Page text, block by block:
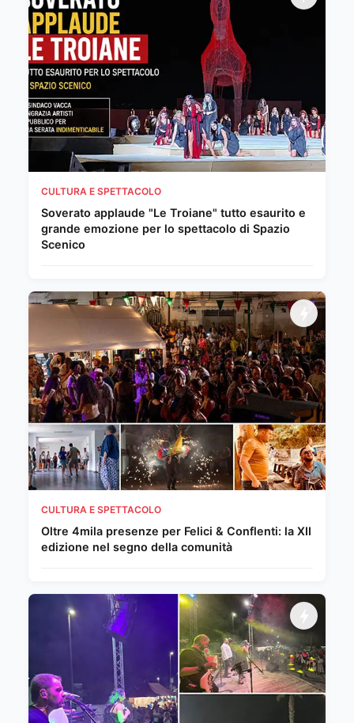
CULTURA E SPETTACOLO
Soverato applaude "Le Troiane" tutto esaurito e
grande emozione per lo spettacolo di Spazio
Scenico
CULTURA E SPETTACOLO
Oltre 4mila presenze per Felici & Conflenti: la XII
edizione nel segno della comunità